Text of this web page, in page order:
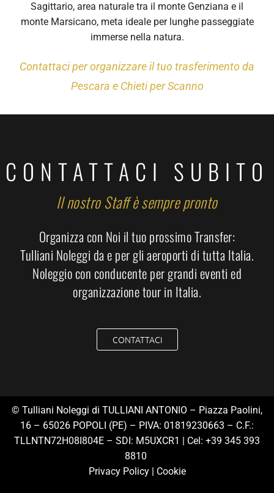
Sagittario, area naturale tra il monte Genziana e il
monte Marsicano, meta ideale per lunghe passeggiate
immerse nella natura.
Contattaci per organizzare il tuo trasferimento da
Pescara e Chieti per Scanno
CONTATTACI SUBITO
Il nostro Staff è sempre pronto
Organizza con Noi il tuo prossimo Transfer:
Tulliani Noleggi da e per gli aeroporti di tutta Italia.
Noleggio con conducente per grandi eventi ed
organizzazione tour in Italia.
CONTATTACI
© Tulliani Noleggi di TULLIANI ANTONIO – Piazza Paolini,
16 – 65026 POPOLI (PE) – PIVA: 01819230663 – C.F.:
TLLNTN72H08I804E – SDI: M5UXCR1 | Cel: +39 345 393
8810
Privacy Policy | Cookie